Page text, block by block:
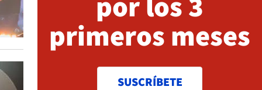
primeros meses
SUSCRÍBETE